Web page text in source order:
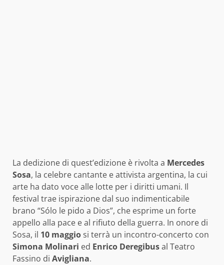
La dedizione di quest’edizione è rivolta a Mercedes
Sosa, la celebre cantante e attivista argentina, la cui
arte ha dato voce alle lotte per i diritti umani. Il
festival trae ispirazione dal suo indimenticabile
brano “Sólo le pido a Dios”, che esprime un forte
appello alla pace e al rifiuto della guerra. In onore di
Sosa, il 10 maggiosi terrà un incontro-concerto con
Simona Molinari ed Enrico Deregibusal Teatro
Fassino di Avigliana.